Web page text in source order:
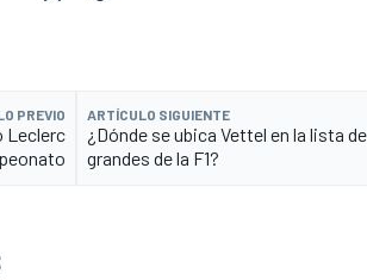
PREVIO
Leclerc
ARTÍCULO SIGUIENTE
¿Dónde se ubica Vettel en la lista
grandes de la F1?